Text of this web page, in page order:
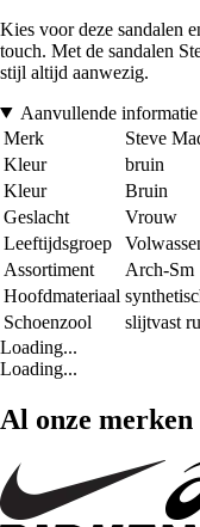
Kies voor deze sandalen
touch. Met de sandalen
stijl altijd aanwezig.
Aanvullende informatie
Merk
Steve
Kleur
bruin
Kleur
Bruin
Geslacht
Vrouw
Leeftijdsgroep
Assortiment
Arch-Sm
Hoofdmateriaal
Schoenzool
slijtvast
Loading...
Loading...
Al onze merken